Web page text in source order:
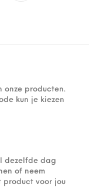
onze producten.
kun je kiezen
dezelfde dag
of neem
product voor jou